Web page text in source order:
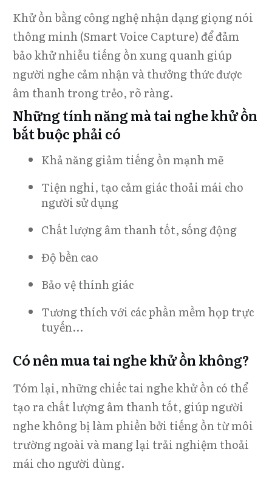
Khử ồn bằng công nghệ nhận dạng giọng nói
thông minh (Smart Voice Capture) để đảm
bảo khử nhiễu tiếng ồn xung quanh giúp
người nghe cảm nhận và thưởng thức được
âm thanh trong trẻo, rõ ràng.
Những tính năng mà tai nghe khử ồn
bắt buộc phải có
Khả năng giảm tiếng ồn mạnh mẽ
Tiện nghi, tạo cảm giác thoải mái cho
người sử dụng
Chất lượng âm thanh tốt, sống động
Độ bền cao
Bảo vệ thính giác
Tương thích với các phần mềm họp trực
tuyến...
Có nên mua tai nghe khử ồn không?
Tóm lại, những chiếc tai nghe khử ồn có thể
tạo ra chất lượng âm thanh tốt, giúp người
nghe không bị làm phiền bởi tiếng ồn từ môi
trường ngoài và mang lại trải nghiệm thoải
mái cho người dùng.